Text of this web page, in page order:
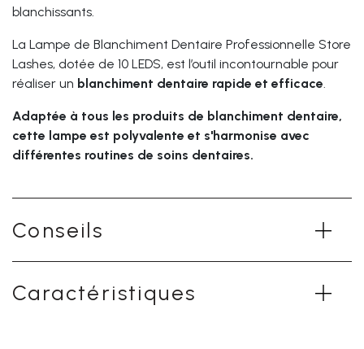
blanchissants.
La Lampe de Blanchiment Dentaire Professionnelle Store
Lashes, dotée de 10 LEDS, est l’outil incontournable pour
réaliser un blanchiment dentaire rapide et efficace.
Adaptée à tous les produits de blanchiment dentaire,
cette lampe est polyvalente et s'harmonise avec
différentes routines de soins dentaires.
Conseils
Caractéristiques